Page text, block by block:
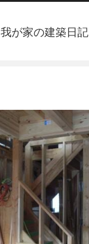
我が家の建築日記